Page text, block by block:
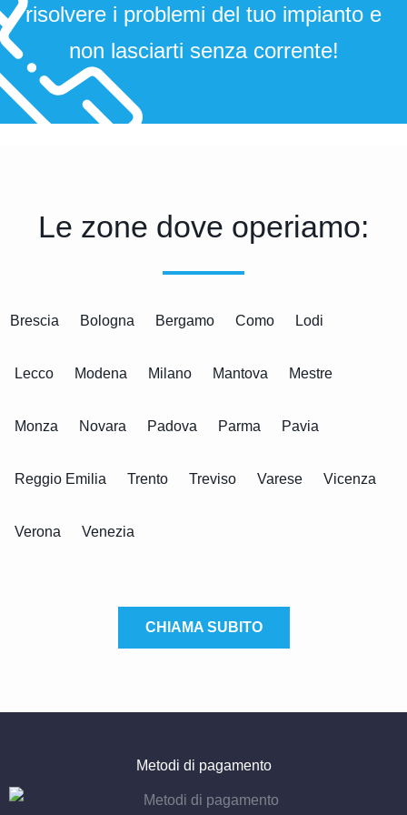
risolvere i problemi del tuo impianto e
non lasciarti senza corrente!​
Le zone dove operiamo:
Brescia Bologna Bergamo Como Lodi
Lecco Modena Milano Mantova Mestre
Monza Novara Padova Parma Pavia
Reggio Emilia Trento Treviso Varese Vicenza
Verona Venezia
CHIAMA SUBITO
Metodi di pagamento